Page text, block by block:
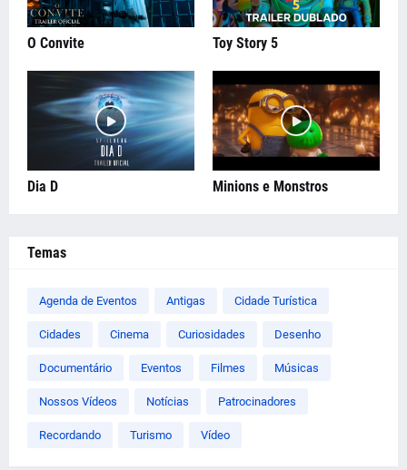
O Convite Toy Story 5
Dia D Minions e Monstros
Temas
Agenda de Eventos Antigas Cidade Turística
Cidades Cinema Curiosidades Desenho
Documentário Eventos Filmes Músicas
Nossos Vídeos Notícias Patrocinadores
Recordando Turismo Vídeo